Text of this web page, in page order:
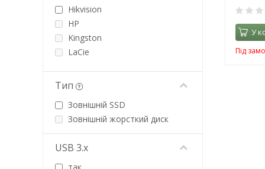
У
Під
Hikvision
HP
Kingston
LaCie
PNY
Samsung
SanDisk
Seagate
Silicon Power
Team
Тип
Зовнішній SSD
Зовнішній жорсткий диск
USB 3.x